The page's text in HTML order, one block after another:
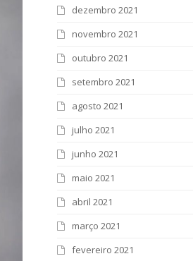
dezembro 2021
novembro 2021
outubro 2021
setembro 2021
agosto 2021
julho 2021
junho 2021
maio 2021
abril 2021
março 2021
fevereiro 2021